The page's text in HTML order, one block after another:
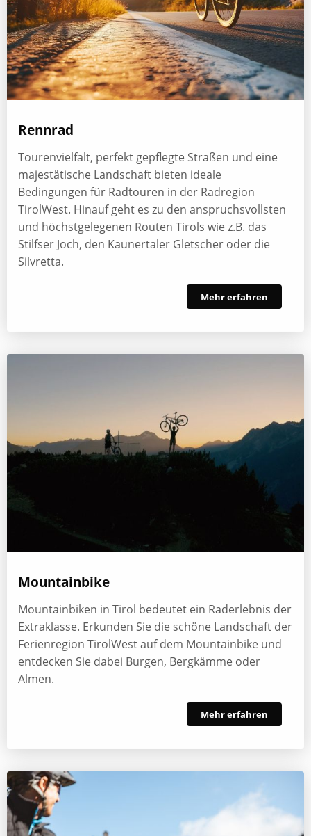
Rennrad
Tourenvielfalt, perfekt gepflegte Straßen und eine
majestätische Landschaft bieten ideale
Bedingungen für Radtouren in der Radregion
TirolWest. Hinauf geht es zu den anspruchsvollsten
und höchstgelegenen Routen Tirols wie z.B. das
Stilfser Joch, den Kaunertaler Gletscher oder die
Silvretta.
Mehr erfahren
Mountainbike
Mountainbiken in Tirol bedeutet ein Raderlebnis der
Extraklasse. Erkunden Sie die schöne Landschaft der
Ferienregion TirolWest auf dem Mountainbike und
entdecken Sie dabei Burgen, Bergkämme oder
Almen.
Mehr erfahren